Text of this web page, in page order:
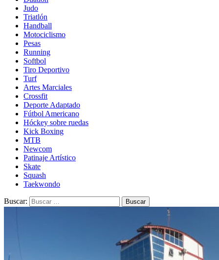
Judo
Triatlón
Handball
Motociclismo
Pesas
Running
Softbol
Tiro Deportivo
Turf
Artes Marciales
Crossfit
Deporte Adaptado
Fútbol Americano
Hóckey sobre ruedas
Kick Boxing
MTB
Newcom
Patinaje Artístico
Skate
Squash
Taekwondo
Buscar: